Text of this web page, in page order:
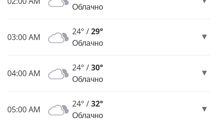
Облачно
03:00 AM
24° /29°
Облачно
04:00 AM
24° /30°
Облачно
05:00 AM
24° /32°
Облачно